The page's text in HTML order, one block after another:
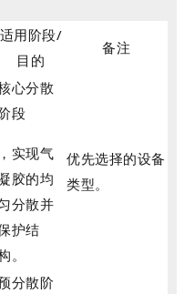
适用阶段/
目的
备注
心分散
段
，实现气
胶的均
分散并
护结
。
优先选择的设备
类型。
分散阶